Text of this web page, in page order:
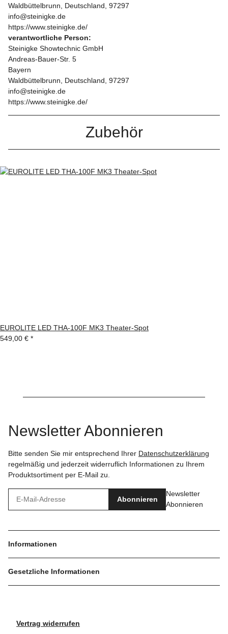
Waldbüttelbrunn, Deutschland, 97297
info@steinigke.de
https://www.steinigke.de/
verantwortliche Person:
Steinigke Showtechnic GmbH
Andreas-Bauer-Str. 5
Bayern
Waldbüttelbrunn, Deutschland, 97297
info@steinigke.de
https://www.steinigke.de/
Zubehör
EUROLITE LED THA-100F MK3 Theater-Spot
549,00 € *
Newsletter Abonnieren
Bitte senden Sie mir entsprechend Ihrer Datenschutzerklärung
regelmäßig und jederzeit widerruflich Informationen zu Ihrem
Produktsortiment per E-Mail zu.
Abonnieren
Newsletter
Abonnieren
Informationen
Gesetzliche Informationen
Vertrag widerrufen